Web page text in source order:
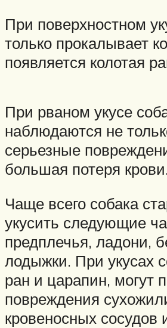
При поверхностном
только прокалывает
появляется колотая
При рваном укусе
наблюдаются не
серьезные
большая потеря крови.
Чаще всего собака
укусить следующие
предплечья, ладони,
лодыжки. При укусах
ран и царапин, могут
повреждения
кровеносных сосудов